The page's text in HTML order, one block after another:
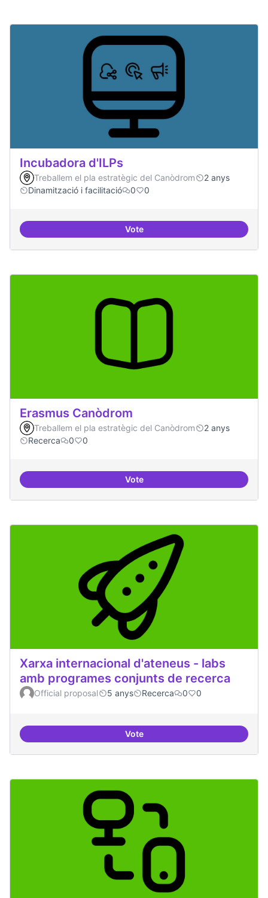
Incubadora d'ILPs
Treballem el pla estratègic del Canòdrom
2 anys
Dinamització i facilitació
0 0
VoteIncubadora d'ILPs
Erasmus Canòdrom
Treballem el pla estratègic del Canòdrom
2 anys
Recerca
0 0
VoteErasmus Canòdrom
Xarxa internacional d'ateneus - labs
amb programes conjunts de recerca
Official proposal 5 anys Recerca 0 0
VoteXarxa internacional d'ateneus -